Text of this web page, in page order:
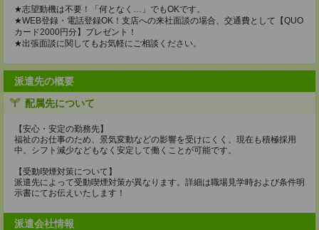
★志望動機は不要！「何となく…」でもOKです。
★WEB登録・電話登録OK！支店への来社面談の場合、交通費として【QUO
カード2000円分】プレゼント！
★出張面談に関してもお気軽にご相談ください。
派遣先の概要
配属先について
【安心・安定の勤務先】
福祉のお仕事のため、景気変動などの影響を受けにくく、現在も積極採用
中。シフト減少などもなく安定して働くことが可能です。
【受動喫煙対策について】
派遣先によって受動喫煙対策が異なります。詳細は職場見学時および条件明
示書にてお伝えいたします！
派遣会社情報